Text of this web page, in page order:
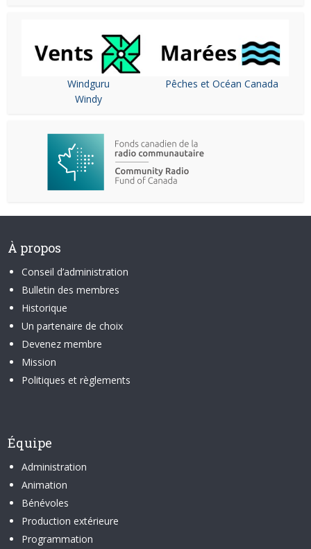
Windguru
Windy
Pêches et Océan Canada
À propos
Conseil d’administration
Bulletin des membres
Historique
Un partenaire de choix
Devenez membre
Mission
Politiques et règlements
Équipe
Administration
Animation
Bénévoles
Production extérieure
Programmation